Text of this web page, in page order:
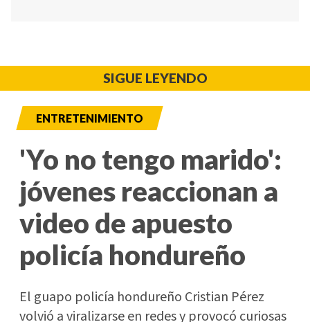
SIGUE LEYENDO
ENTRETENIMIENTO
'Yo no tengo marido':
jóvenes reaccionan a
video de apuesto
policía hondureño
El guapo policía hondureño Cristian Pérez
volvió a viralizarse en redes y provocó curiosas